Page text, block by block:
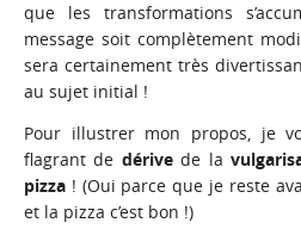
que les transformations
message soit complètement
sera certainement très
au sujet initial !
Pour illustrer mon propos, je
flagrant de dérivede la
pizza ! (Oui parce que je reste
et la pizza c’est bon !)